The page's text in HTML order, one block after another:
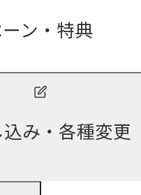
ン・特典
み・各種変更